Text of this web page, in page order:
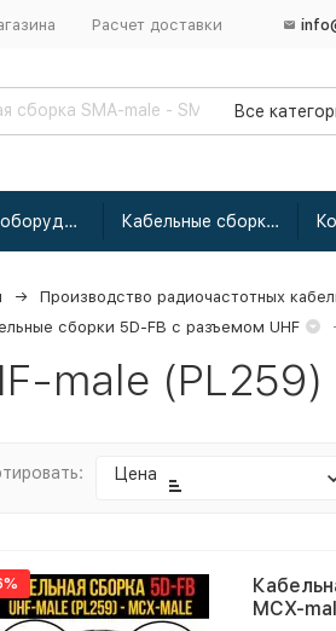
Расчет доставки
Все
Сетевое оборудование Кабельные сборки радиочастотные
Производство радиочастотных
сборки 5D-FB с разъемом UHF
male
Цена
MCX-